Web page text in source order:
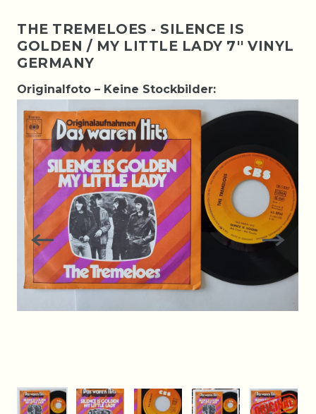
THE TREMELOES - SILENCE IS
GOLDEN / MY LITTLE LADY 7'' VINYL
GERMANY
Originalfoto – Keine Stockbilder: